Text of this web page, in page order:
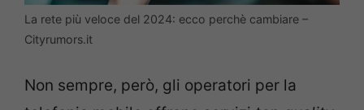
La rete più veloce del 2024: ecco perchè cambiare –
Cityrumors.it
Non sempre, però, gli operatori per la